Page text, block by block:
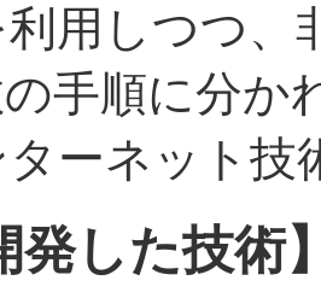
利用しつつ
手順に分か
ターネット
発した技術